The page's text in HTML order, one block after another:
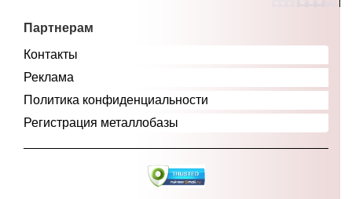
Партнерам
Контакты
Реклама
Политика конфиденциальности
Регистрация металлобазы